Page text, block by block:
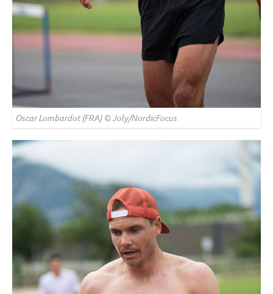
Oscar Lombardot (FRA) © Joly/NordicFocus